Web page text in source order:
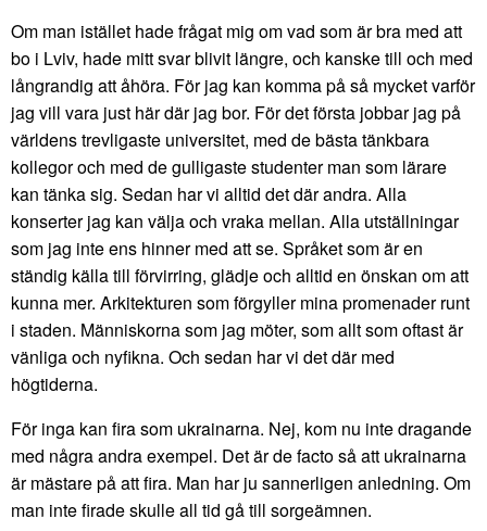
Om man istället hade frågat mig om vad som är bra med att
bo i Lviv, hade mitt svar blivit längre, och kanske till och med
långrandig att åhöra. För jag kan komma på så mycket varför
jag vill vara just här där jag bor. För det första jobbar jag på
världens trevligaste universitet, med de bästa tänkbara
kollegor och med de gulligaste studenter man som lärare
kan tänka sig. Sedan har vi alltid det där andra. Alla
konserter jag kan välja och vraka mellan. Alla utställningar
som jag inte ens hinner med att se. Språket som är en
ständig källa till förvirring, glädje och alltid en önskan om att
kunna mer. Arkitekturen som förgyller mina promenader runt
i staden. Människorna som jag möter, som allt som oftast är
vänliga och nyfikna. Och sedan har vi det där med
högtiderna.
För inga kan fira som ukrainarna. Nej, kom nu inte dragande
med några andra exempel. Det är de facto så att ukrainarna
är mästare på att fira. Man har ju sannerligen anledning. Om
man inte firade skulle all tid gå till sorgeämnen.